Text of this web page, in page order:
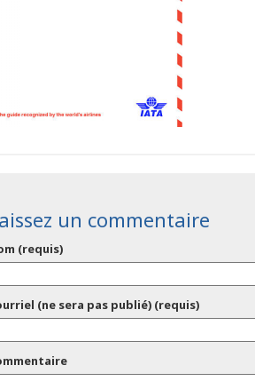
un commentaire
(requis)
(ne sera pas publié) (requis)